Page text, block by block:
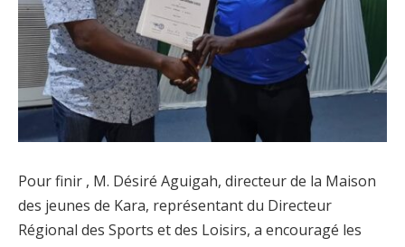
Pour finir , M. Désiré Aguigah, directeur de la Maison
des jeunes de Kara, représentant du Directeur
Régional des Sports et des Loisirs, a encouragé les